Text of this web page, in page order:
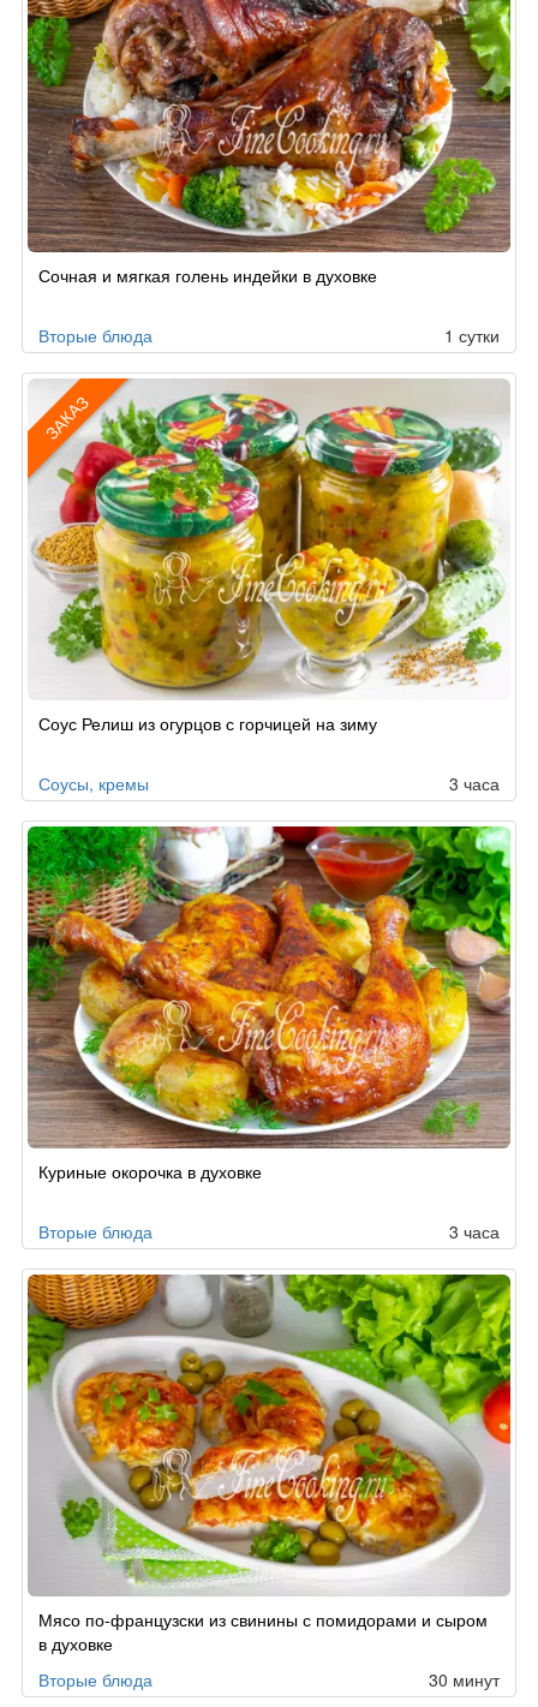
Сочная и мягкая голень индейки в духовке
Вторые блюда 1 сутки
ЗАКАЗ
по
Соус Релиш из огурцов с горчицей на зиму
Соусы, кремы 3 часа
Куриные окорочка в духовке
Вторые блюда 3 часа
Мясо по-французски из свинины с помидорами и сыром
в духовке
Вторые блюда
30 минут